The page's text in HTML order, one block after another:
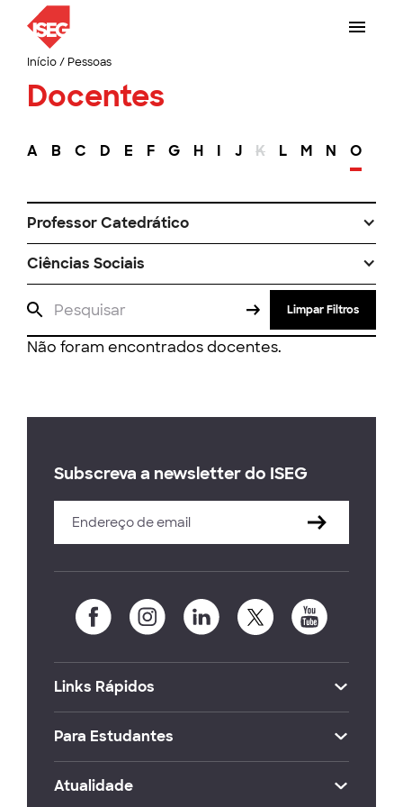
Início/ Pessoas
Docentes
A B C D E F G H I J K L M N O
Professor Catedrático
Ciências Sociais
Limpar Filtros
Não foram encontrados docentes.
Subscreva a newsletter do ISEG
Links Rápidos
Para Estudantes
Atualidade